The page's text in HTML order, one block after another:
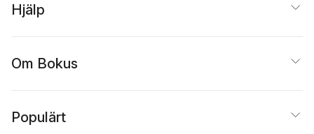
Hjälp
Om Bokus
Populärt